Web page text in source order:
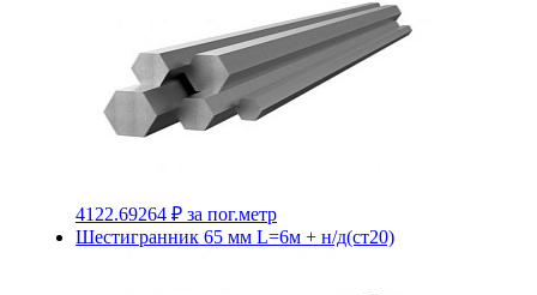
4122.69264 ₽ за пог.метр
Шестигранник 65 мм L=6м + н/д(ст20)